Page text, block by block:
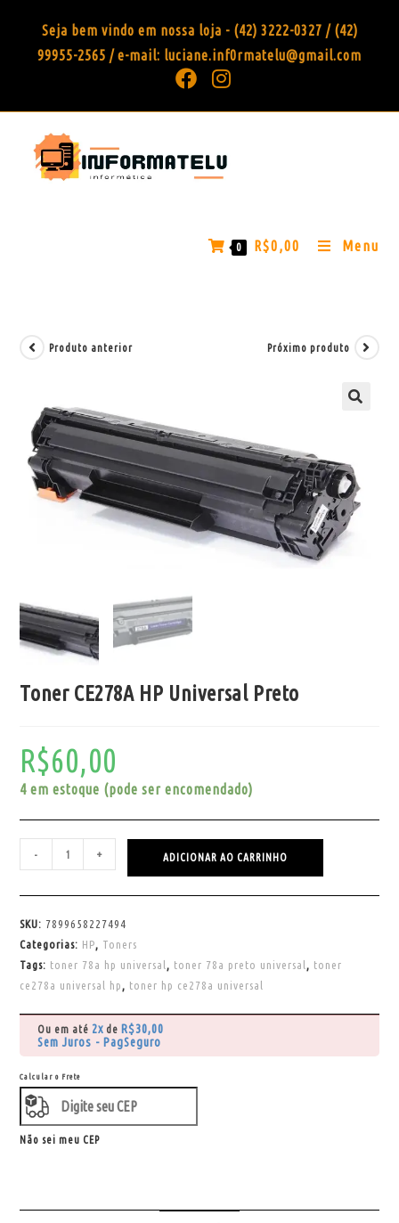
Seja bem vindo em nossa loja - (42) 3222-0327 / (42)
99955-2565 / e-mail: luciane.inf0rmatelu@gmail.com
0 R$0,00 Menu
Produto anterior Próximo produto
Toner CE278A HP Universal Preto
R$60,00
4 em estoque (pode ser encomendado)
- + ADICIONAR AO CARRINHO
SKU: 7899658227494
Categorias: HP, Toners
Tags: toner 78a hp universal , toner 78a preto universal , toner
ce278a universal hp , toner hp ce278a universal
Ou em até 2x de R$30,00
Sem Juros - PagSeguro
Calcular o Frete
Não sei meu CEP